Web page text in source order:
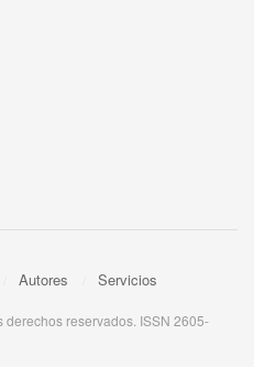
Autores Servicios
reservados. ISSN 2605-